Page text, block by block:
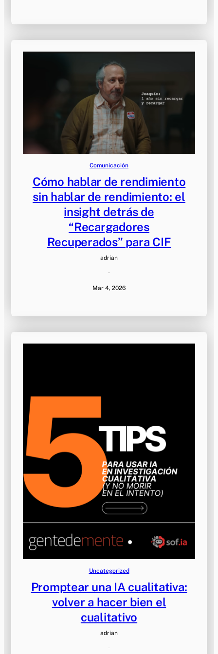
Comunicación
Cómo hablar de rendimiento
sin hablar de rendimiento: el
insight detrás de
“Recargadores
Recuperados” para CIF
adrian
·
Mar 4, 2026
Uncategorized
Promptear una IA cualitativa:
volver a hacer bien el
cualitativo
adrian
·